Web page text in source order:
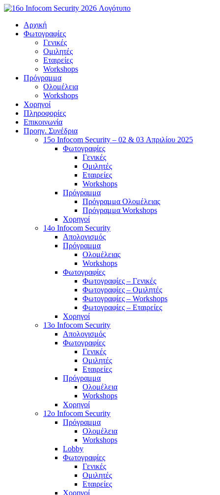
Μετάβαση
περιεχόμενο
Αρχική
Φωτογραφίες
Γενικές
Ομιλητές
Εταιρείες
Workshops
Πρόγραμμα
Ολομέλεια
Workshops
Χορηγοί
Πληροφορίες
Επικοινωνία
Προηγ. Συνέδρια
15o Infocom Security – 02 & 03 Απριλίου 2025
Φωτογραφίες
Γενικές
Ομιλητές
Εταιρείες
Workshops
Πρόγραμμα
Πρόγραμμα Ολομέλειας
Πρόγραμμα Workshops
Χορηγοί
14o Infocom Security
Απολογισμός
Πρόγραμμα
Ολομέλειας
Workshops
Φωτογραφίες
Φωτογραφίες – Γενικές
Φωτογραφίες – Ομιλητές
Φωτογραφίες – Workshops
Φωτογραφίες – Εταιρείες
Χορηγοί
13o Infocom Security
Απολογισμός
Φωτογραφίες
Γενικές
Ομιλητές
Εταιρείες
Πρόγραμμα
Ολομέλεια
Workshops
Χορηγοί
12o Infocom Security
Πρόγραμμα
Ολομέλεια
Workshops
Lobby
Φωτογραφίες
Γενικές
Ομιλητές
Εταιρείες
Χορηγοί